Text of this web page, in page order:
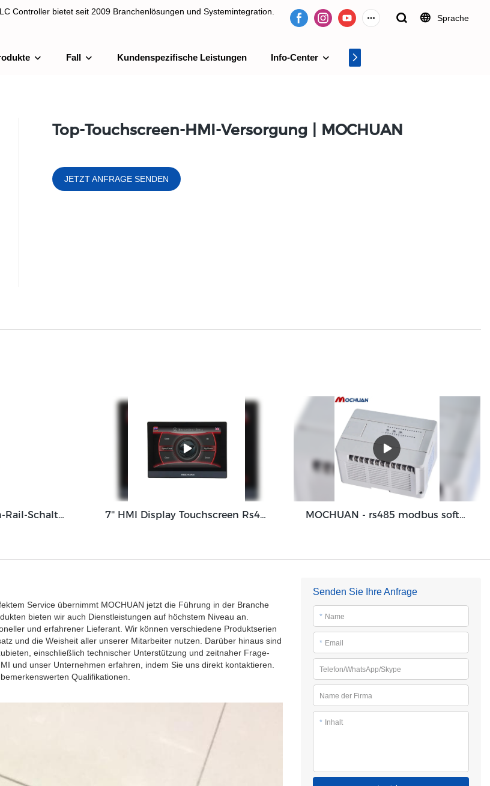
Controller bietet seit 2009 Branchenlösungen und Systemintegration.
bietet seit 2009 Branchenlösungen und Systemintegration.
Sprache
Fall Kundenspezifische Leistungen Info-Center Videocenter
Top-Touchscreen-HMI-Versorgung | MOCHUAN
JETZT ANFRAGE SENDEN
Mochuan Drives Din-Rail-Schaltnetzteil 75W 120W 150W 240W 480W mit 12V 24V 48V Ausgangsstromversorgung 7'' HMI Display Touchscreen Rs485 RTU Modbus HMI Panel Mc-H070 MOCHUAN - rs485 modbus software dc24v 40i/o Leiterlogik-Controller SPS-gesteuertes Relais 24/16
Service übernimmt MOCHUAN jetzt die Führung in der Branche
bieten wir auch Dienstleistungen auf höchstem Niveau an.
und erfahrener Lieferant. Wir können verschiedene Produktserien
und die Weisheit aller unserer Mitarbeiter nutzen. Darüber hinaus sind
einschließlich technischer Unterstützung und zeitnaher Frage-
und unser Unternehmen erfahren, indem Sie uns direkt kontaktieren.
Qualifikationen.
Senden Sie Ihre Anfrage
* Name
* Email
Telefon/WhatsApp/Skype
Name der Firma
* Inhalt